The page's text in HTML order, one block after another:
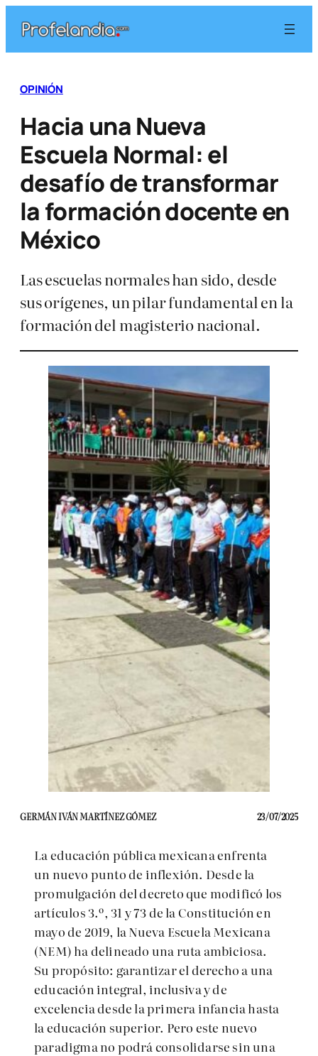
contenido
OPINIÓN
Hacia una Nueva
Escuela Normal: el
desafío de transformar
la formación docente en
México
Las escuelas normales han sido, desde
sus orígenes, un pilar fundamental en la
formación del magisterio nacional.
GERMÁN IVÁN MARTÍNEZ GÓMEZ 23/07/2025
La educación pública mexicana enfrenta
un nuevo punto de inflexión. Desde la
promulgación del decreto que modificó los
artículos 3.º, 31 y 73 de la Constitución en
mayo de 2019, la Nueva Escuela Mexicana
(NEM) ha delineado una ruta ambiciosa.
Su propósito: garantizar el derecho a una
educación integral, inclusiva y de
excelencia desde la primera infancia hasta
la educación superior. Pero este nuevo
paradigma no podrá consolidarse sin una